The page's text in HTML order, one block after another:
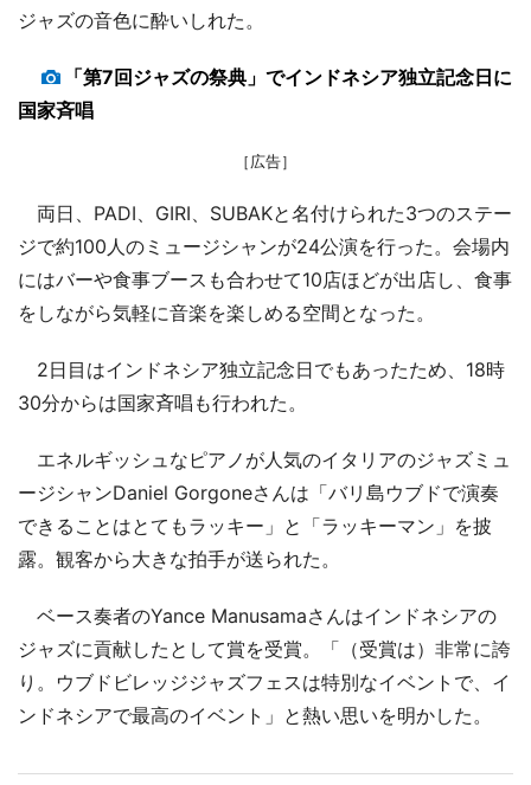
ジャズの音色に酔いしれた。
「第7回ジャズの祭典」でインドネシア独立記念日に
国家斉唱
［広告］
両日、PADI、GIRI、SUBAKと名付けられた3つのステー
ジで約100人のミュージシャンが24公演を行った。会場内
にはバーや食事ブースも合わせて10店ほどが出店し、食事
をしながら気軽に音楽を楽しめる空間となった。
2日目はインドネシア独立記念日でもあったため、18時
30分からは国家斉唱も行われた。
エネルギッシュなピアノが人気のイタリアのジャズミュ
ージシャンDaniel Gorgoneさんは「バリ島ウブドで演奏
できることはとてもラッキー」と「ラッキーマン」を披
露。観客から大きな拍手が送られた。
ベース奏者のYance Manusamaさんはインドネシアの
ジャズに貢献したとして賞を受賞。「（受賞は）非常に誇
り。ウブドビレッジジャズフェスは特別なイベントで、イ
ンドネシアで最高のイベント」と熱い思いを明かした。